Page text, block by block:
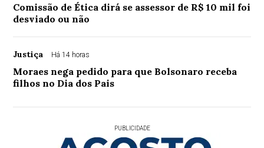
Comissão de Ética dirá se assessor de R$ 10 mil foi
desviado ou não
Justiça Há 14 horas
Moraes nega pedido para que Bolsonaro receba
filhos no Dia dos Pais
PUBLICIDADE